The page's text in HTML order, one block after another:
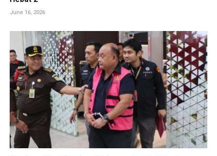
June 16, 2026